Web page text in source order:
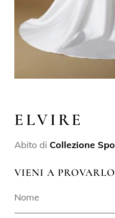
ELVIRE
Abito di Collezione
VIENI A